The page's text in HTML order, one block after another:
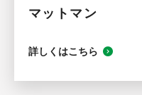
マットマン
詳しくはこちら